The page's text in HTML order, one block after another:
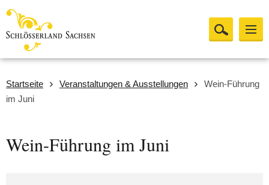
Startseite Veranstaltungen & Ausstellungen
Wein-Führung
im Juni
Wein-Führung im Juni